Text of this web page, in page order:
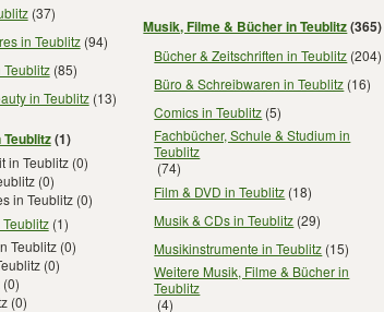
(37)
in Teublitz(94)
Teublitz(85)
in Teublitz(13)
(1)
in Teublitz(0)
(0)
in Teublitz(0)
(1)
Teublitz(0)
(0)
(0)
(0)
Musik, Filme & Bücher in Teublitz(365)
Bücher & Zeitschriften in Teublitz (204)
Büro & Schreibwaren in Teublitz (16)
Comics in Teublitz (5)
Fachbücher, Schule & Studium in
Teublitz
(74)
Film & DVD in Teublitz (18)
Musik & CDs in Teublitz (29)
Musikinstrumente in Teublitz (15)
Weitere Musik, Filme & Bücher in
Teublitz
(4)